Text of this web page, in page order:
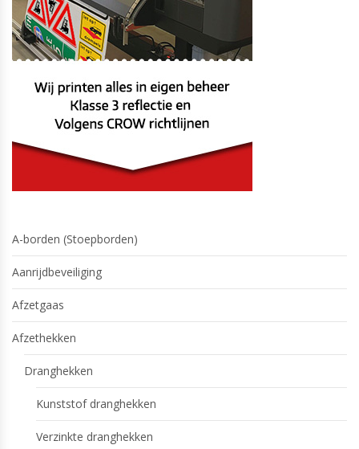
A-borden (Stoepborden)
Aanrijdbeveiliging
Afzetgaas
Afzethekken
Dranghekken
Kunststof dranghekken
Verzinkte dranghekken